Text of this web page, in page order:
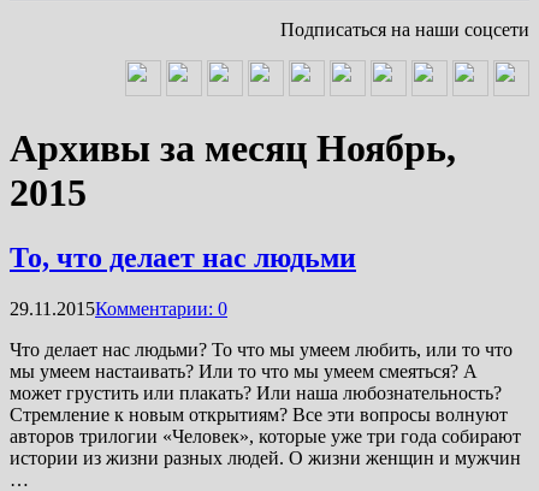
Подписаться на наши соцсети
Архивы за месяц Ноябрь,
2015
То, что делает нас людьми
29.11.2015Комментарии: 0
Что делает нас людьми? То что мы умеем любить, или то что
мы умеем настаивать? Или то что мы умеем смеяться? А
может грустить или плакать? Или наша любознательность?
Стремление к новым открытиям? Все эти вопросы волнуют
авторов трилогии «Человек», которые уже три года собирают
истории из жизни разных людей. О жизни женщин и мужчин
…